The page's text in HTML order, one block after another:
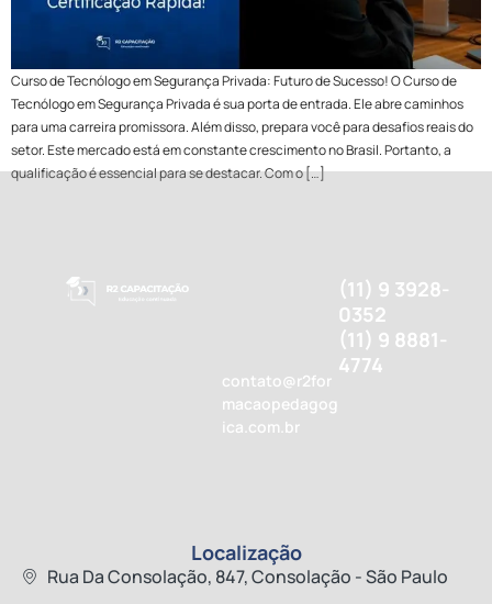
Curso de Tecnólogo em Segurança Privada: Futuro de Sucesso! O Curso de
Tecnólogo em Segurança Privada é sua porta de entrada. Ele abre caminhos
para uma carreira promissora. Além disso, prepara você para desafios reais do
setor. Este mercado está em constante crescimento no Brasil. Portanto, a
qualificação é essencial para se destacar. Com o […]
contato@r2for
macaopedagog
ica.com.br
(11) 9 3928-
0352
(11) 9 8881-
4774
Localização
Rua Da Consolação, 847, Consolação - São Paulo